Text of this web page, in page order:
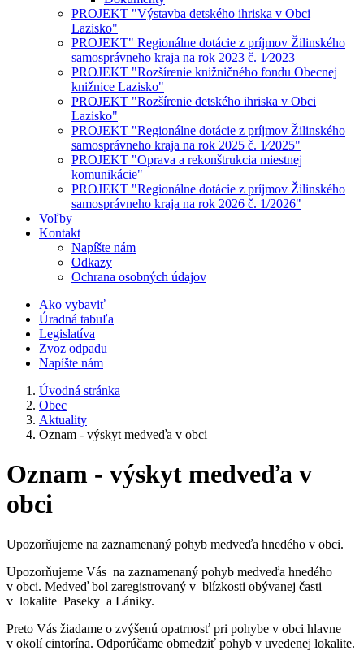
PROJEKT "Výstavba detského ihriska v Obci
Lazisko"
PROJEKT" Regionálne dotácie z príjmov Žilinského
samosprávneho kraja na rok 2023 č. 1⁄2023
PROJEKT "Rozšírenie knižničného fondu Obecnej
knižnice Lazisko"
PROJEKT "Rozšírenie detského ihriska v Obci
Lazisko"
PROJEKT "Regionálne dotácie z príjmov Žilinského
samosprávneho kraja na rok 2025 č. 1⁄2025"
PROJEKT "Oprava a rekonštrukcia miestnej
komunikácie"
PROJEKT "Regionálne dotácie z príjmov Žilinského
samosprávneho kraja na rok 2026 č. 1/2026"
Voľby
Kontakt
Napíšte nám
Odkazy
Ochrana osobných údajov
Ako vybaviť
Úradná tabuľa
Legislatíva
Zvoz odpadu
Napíšte nám
Úvodná stránka
Obec
Aktuality
Oznam - výskyt medveďa v obci
Oznam - výskyt medveďa v
obci
Upozorňujeme na zaznamenaný pohyb medveďa hnedého v obci.
Upozorňujeme Vás na zaznamenaný pohyb medveďa hnedého
v obci. Medveď bol zaregistrovaný v blízkosti obývanej časti
v lokalite Paseky a Lániky.
Preto Vás žiadame o zvýšenú opatrnosť pri pohybe v obci hlavne
v okolí cintorína. Odporúčame obmedziť pohyb v uvedenej lokalite.